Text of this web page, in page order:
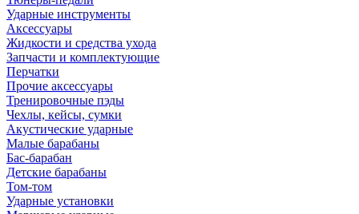
Ударные инструменты
Аксессуары
Жидкости и средства ухода
Запчасти и комплектующие
Перчатки
Прочие аксессуары
Тренировочные пэды
Чехлы, кейсы, сумки
Акустические ударные
Mалые барабаны
Бас-барабан
Детские барабаны
Том-том
Ударные установки